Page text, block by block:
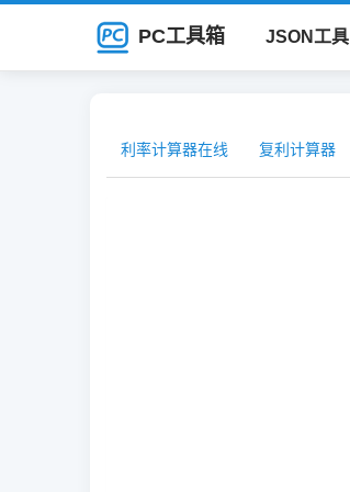
PC工具箱 JSON工具
利率计算器在线 复利计算器